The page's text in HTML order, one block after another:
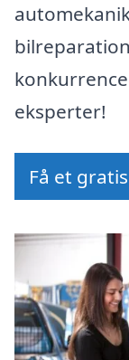
eksperter!
Få et